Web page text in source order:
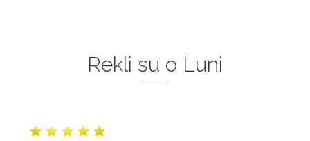
Rekli su o Luni